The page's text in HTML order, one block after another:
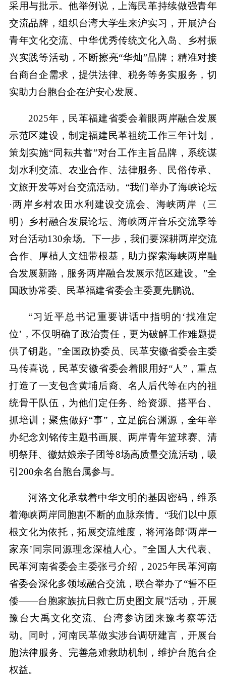
采用与批示。他举例说，上海民革持续做强青年
交流品牌，组织台湾大学生来沪实习，开展沪台
青年文化交流、中华优秀传统文化入岛、乡村振
兴实践等活动，不断擦亮“华灿”品牌；精准对接
台商台企需求，提供法律、税务等务实服务，切
实助力台胞台企在沪安心发展。
2025年，民革福建省委会着眼两岸融合发展
示范区建设，制定福建民革祖统工作三年计划，
策划实施“同耘共蓄”对台工作主旨品牌，系统谋
划水利交流、农业合作、法律服务、民俗传承、
文旅开发等对台交流活动。“我们举办了海峡论坛
·两岸乡村农田水利建设交流会、海峡两岸（三
明）乡村融合发展论坛、海峡两岸音乐交流季等
对台活动130余场。下一步，我们要深耕两岸交流
合作、厚植人文纽带根基，助力探索海峡两岸融
合发展新路，服务两岸融合发展示范区建设。”全
国政协常委、民革福建省委会主委夏先鹏说。
“习近平总书记重要讲话中指明的‘找准定
位’，不仅明确了政治责任，更为破解工作难题提
供了钥匙。”全国政协委员、民革安徽省委会主委
马传喜说，民革安徽省委会着眼用好“人”，重点
打造了一支包含黄埔后裔、名人后代等在内的祖
统骨干队伍，为他们定任务、给资源、搭平台、
抓培训；聚焦做好“事”，立足皖台渊源，全年举
办纪念刘铭传主题书画展、两岸青年篮球赛、清
明祭拜、徽姑娘亲子团等8场高质量交流活动，吸
引200余名台胞台属参与。
河洛文化承载着中华文明的基因密码，维系
着海峡两岸同胞割不断的血脉亲情。“我们以中原
根文化为依托，拓展交流维度，将河洛郎‘两岸一
家亲’同宗同源理念深植人心。”全国人大代表、
民革河南省委会主委张弓介绍，2025年民革河南
省委会深化多领域融合交流，联合举办了“誓不臣
倭——台胞家族抗日救亡历史图文展”活动，开展
豫台大禹文化交流、台湾参访团来豫考察等活
动。同时，河南民革做实涉台调研建言，开展台
胞法律服务、完善急难救助机制，维护台胞台企
权益。